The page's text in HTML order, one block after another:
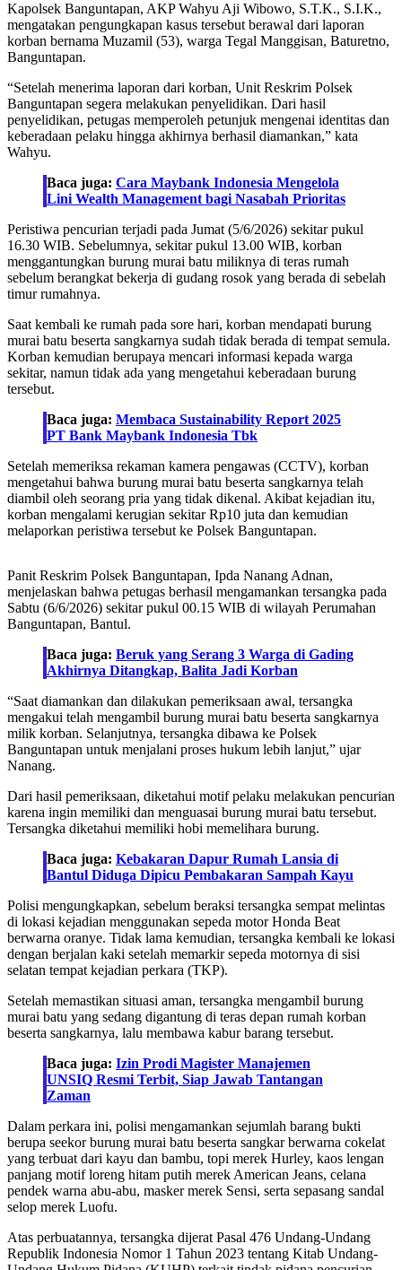
Kapolsek Banguntapan, AKP Wahyu Aji Wibowo, S.T.K., S.I.K.,
mengatakan pengungkapan kasus tersebut berawal dari laporan
korban bernama Muzamil (53), warga Tegal Manggisan, Baturetno,
Banguntapan.
“Setelah menerima laporan dari korban, Unit Reskrim Polsek
Banguntapan segera melakukan penyelidikan. Dari hasil
penyelidikan, petugas memperoleh petunjuk mengenai identitas dan
keberadaan pelaku hingga akhirnya berhasil diamankan,” kata
Wahyu.
Baca juga: Cara Maybank Indonesia Mengelola
Lini Wealth Management bagi Nasabah Prioritas
Peristiwa pencurian terjadi pada Jumat (5/6/2026) sekitar pukul
16.30 WIB. Sebelumnya, sekitar pukul 13.00 WIB, korban
menggantungkan burung murai batu miliknya di teras rumah
sebelum berangkat bekerja di gudang rosok yang berada di sebelah
timur rumahnya.
Saat kembali ke rumah pada sore hari, korban mendapati burung
murai batu beserta sangkarnya sudah tidak berada di tempat semula.
Korban kemudian berupaya mencari informasi kepada warga
sekitar, namun tidak ada yang mengetahui keberadaan burung
tersebut.
Baca juga: Membaca Sustainability Report 2025
PT Bank Maybank Indonesia Tbk
Setelah memeriksa rekaman kamera pengawas (CCTV), korban
mengetahui bahwa burung murai batu beserta sangkarnya telah
diambil oleh seorang pria yang tidak dikenal. Akibat kejadian itu,
korban mengalami kerugian sekitar Rp10 juta dan kemudian
melaporkan peristiwa tersebut ke Polsek Banguntapan.
Panit Reskrim Polsek Banguntapan, Ipda Nanang Adnan,
menjelaskan bahwa petugas berhasil mengamankan tersangka pada
Sabtu (6/6/2026) sekitar pukul 00.15 WIB di wilayah Perumahan
Banguntapan, Bantul.
Baca juga: Beruk yang Serang 3 Warga di Gading
Akhirnya Ditangkap, Balita Jadi Korban
“Saat diamankan dan dilakukan pemeriksaan awal, tersangka
mengakui telah mengambil burung murai batu beserta sangkarnya
milik korban. Selanjutnya, tersangka dibawa ke Polsek
Banguntapan untuk menjalani proses hukum lebih lanjut,” ujar
Nanang.
Dari hasil pemeriksaan, diketahui motif pelaku melakukan pencurian
karena ingin memiliki dan menguasai burung murai batu tersebut.
Tersangka diketahui memiliki hobi memelihara burung.
Baca juga: Kebakaran Dapur Rumah Lansia di
Bantul Diduga Dipicu Pembakaran Sampah Kayu
Polisi mengungkapkan, sebelum beraksi tersangka sempat melintas
di lokasi kejadian menggunakan sepeda motor Honda Beat
berwarna oranye. Tidak lama kemudian, tersangka kembali ke lokasi
dengan berjalan kaki setelah memarkir sepeda motornya di sisi
selatan tempat kejadian perkara (TKP).
Setelah memastikan situasi aman, tersangka mengambil burung
murai batu yang sedang digantung di teras depan rumah korban
beserta sangkarnya, lalu membawa kabur barang tersebut.
Baca juga: Izin Prodi Magister Manajemen
UNSIQ Resmi Terbit, Siap Jawab Tantangan
Zaman
Dalam perkara ini, polisi mengamankan sejumlah barang bukti
berupa seekor burung murai batu beserta sangkar berwarna cokelat
yang terbuat dari kayu dan bambu, topi merek Hurley, kaos lengan
panjang motif loreng hitam putih merek American Jeans, celana
pendek warna abu-abu, masker merek Sensi, serta sepasang sandal
selop merek Luofu.
Atas perbuatannya, tersangka dijerat Pasal 476 Undang-Undang
Republik Indonesia Nomor 1 Tahun 2023 tentang Kitab Undang-